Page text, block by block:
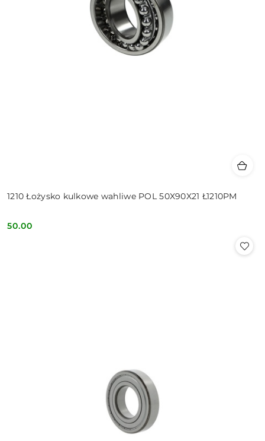
1210 Łożysko kulkowe wahliwe POL 50X90X21 Ł1210PM
Cena:
50.00